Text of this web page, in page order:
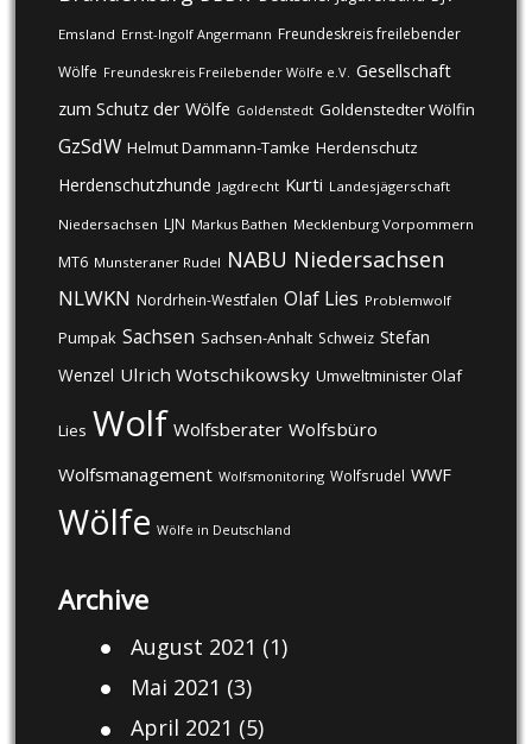
Emsland Ernst-Ingolf Angermann Freundeskreis freilebender
Wölfe Freundeskreis Freilebender Wölfe e.V. Gesellschaft
zum Schutz der Wölfe Goldenstedt Goldenstedter Wölfin
GzSdW Helmut Dammann-Tamke Herdenschutz
Herdenschutzhunde Jagdrecht Kurti Landesjägerschaft
Niedersachsen LJN Markus Bathen Mecklenburg Vorpommern
MT6 Munsteraner Rudel NABU Niedersachsen
NLWKN Nordrhein-Westfalen Olaf Lies Problemwolf
Pumpak Sachsen Sachsen-Anhalt Schweiz Stefan
Wenzel Ulrich Wotschikowsky Umweltminister Olaf
Lies Wolf Wolfsberater Wolfsbüro
Wolfsmanagement Wolfsmonitoring Wolfsrudel WWF
Wölfe Wölfe in Deutschland
Archive
August 2021 (1)
Mai 2021 (3)
April 2021 (5)